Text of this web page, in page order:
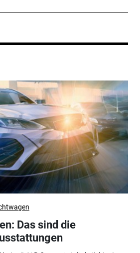
Das sind die